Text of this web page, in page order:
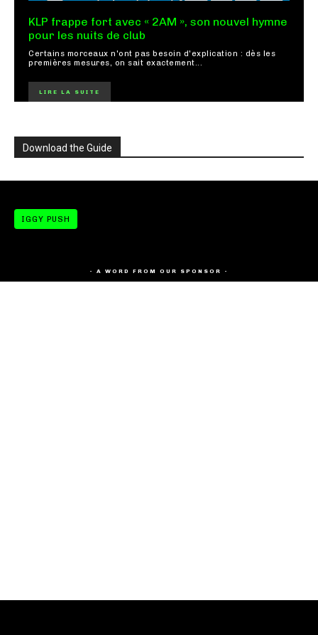
KLP frappe fort avec « 2AM », son nouvel hymne
pour les nuits de club
Certains morceaux n'ont pas besoin d'explication : dès les
premières mesures, on sait exactement...
LIRE LA SUITE
Download the Guide
IGGY PUSH
- A WORD FROM OUR SPONSOR -